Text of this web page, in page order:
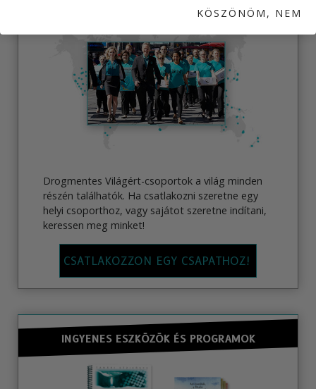
Drogmentes Világért-csoportok a világ minden
részén találhatók. Ha csatlakozni szeretne egy
helyi csoporthoz, vagy sajátot szeretne indítani,
keressen meg minket!
CSATLAKOZZON EGY CSAPATHOZ!
INGYENES ESZKÖZÖK ÉS PROGRAMOK
KÖSZÖNÖM, NEM